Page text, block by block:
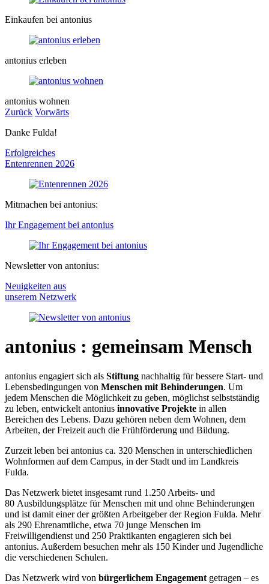
Einkaufen bei antonius
antonius erleben
antonius wohnen
Zurück Vorwärts
Danke Fulda!
Erfolgreiches
Entenrennen 2026
Mitmachen bei antonius:
Ihr Engagement bei antonius
Newsletter von antonius:
Neuigkeiten aus
unserem Netzwerk
antonius : gemeinsam Mensch
antonius engagiert sich als Stiftung nachhaltig für bessere Start- und
Lebensbedingungen von Menschen mit Behinderungen. Um
jedem Menschen die Möglichkeit zu geben, möglichst selbstständig
zu leben, entwickelt antonius innovative Projekte in allen
Bereichen des Lebens. Dazu gehören neben dem Wohnen, dem
Arbeiten, der Freizeit auch die Frühförderung und Bildung.
Zurzeit leben bei antonius ca. 320 Menschen in unterschiedlichen
Wohnformen auf dem Campus, in der Stadt und im Landkreis
Fulda.
Das Netzwerk bietet insgesamt rund 1.250 Arbeits- und
80 Ausbildungsplätze für Menschen mit und ohne Behinderungen
und ist damit einer der größten Arbeitgeber der Region Fulda. Mehr
als 290 Ehrenamtliche, etwa 70 junge Menschen im
Freiwilligendienst und 250 Praktikanten engagieren sich bei
antonius. Außerdem besuchen mehr als 150 Kinder und Jugendliche
die verschiedenen Schulen.
Das Netzwerk wird von bürgerlichem Engagement getragen – es